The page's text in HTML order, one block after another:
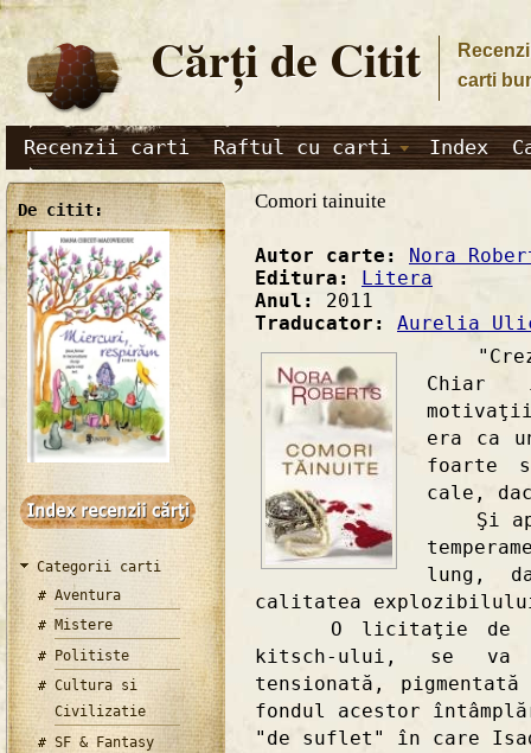
Cărţi de Citit
carti
Recenzii carti Raftul cu carti Index
De citit:
Categorii carti
Aventura
Mistere
Politiste
Cultura si
Civilizatie
SF & Fantasy
Comori tainuite
Autor carte: Nora
Editura: Litera
Anul: 2011
Traducator: Aurelia
Chiar
era ca
foarte
cale,
Şi
lung,
calitatea
O licitaţie de
kitsch-ului, se va
tensionată,
fondul acestor
"de suflet" în care